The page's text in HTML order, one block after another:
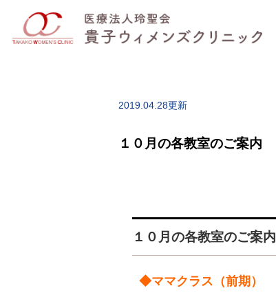
2019.04.28更新
１０月の各教室のご案内
１０月の各教室のご案内
◆ママクラス（前期）